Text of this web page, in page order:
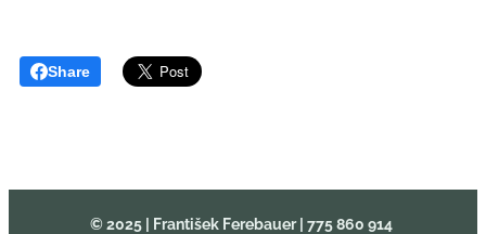
Share
© 2025 | František Ferebauer | 775 860 914